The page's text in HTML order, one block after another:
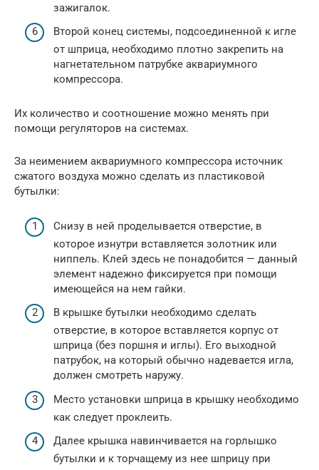
зажигалок.
Второй конец системы, подсоединенной к игле
от шприца, необходимо плотно закрепить на
нагнетательном патрубке аквариумного
компрессора.
Их количество и соотношение можно менять при
помощи регуляторов на системах.
За неимением аквариумного компрессора источник
сжатого воздуха можно сделать из пластиковой
бутылки:
Снизу в ней проделывается отверстие, в
которое изнутри вставляется золотник или
ниппель. Клей здесь не понадобится — данный
элемент надежно фиксируется при помощи
имеющейся на нем гайки.
В крышке бутылки необходимо сделать
отверстие, в которое вставляется корпус от
шприца (без поршня и иглы). Его выходной
патрубок, на который обычно надевается игла,
должен смотреть наружу.
Место установки шприца в крышку необходимо
как следует проклеить.
Далее крышка навинчивается на горлышко
бутылки и к торчащему из нее шприцу при